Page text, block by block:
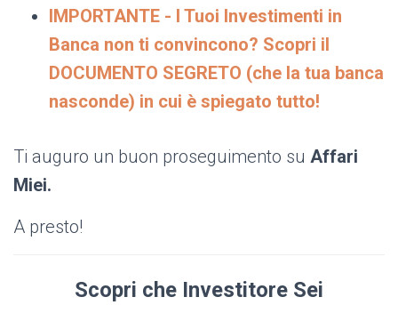
IMPORTANTE - I Tuoi Investimenti in
Banca non ti convincono? Scopri il
DOCUMENTO SEGRETO (che la tua banca
nasconde) in cui è spiegato tutto!
Ti auguro un buon proseguimento su Affari
Miei.
A presto!
Scopri che Investitore Sei